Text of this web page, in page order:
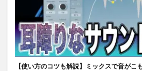
【使い方のコツも解説】ミックスで音がこ